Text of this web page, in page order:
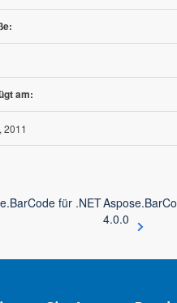
am:
2011
für .NET
4.0.0